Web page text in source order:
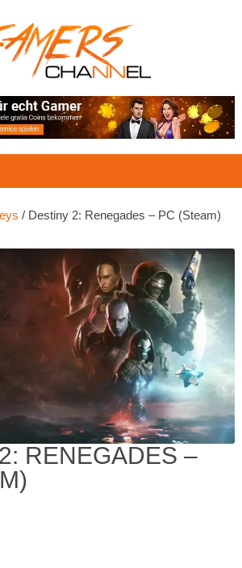
/ Destiny 2: Renegades – PC (Steam)
RENEGADES –